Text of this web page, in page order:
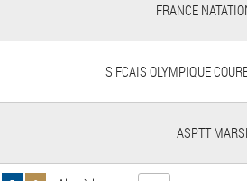
FRANCE
S.FCAIS OLYMPIQUE
ASPTT